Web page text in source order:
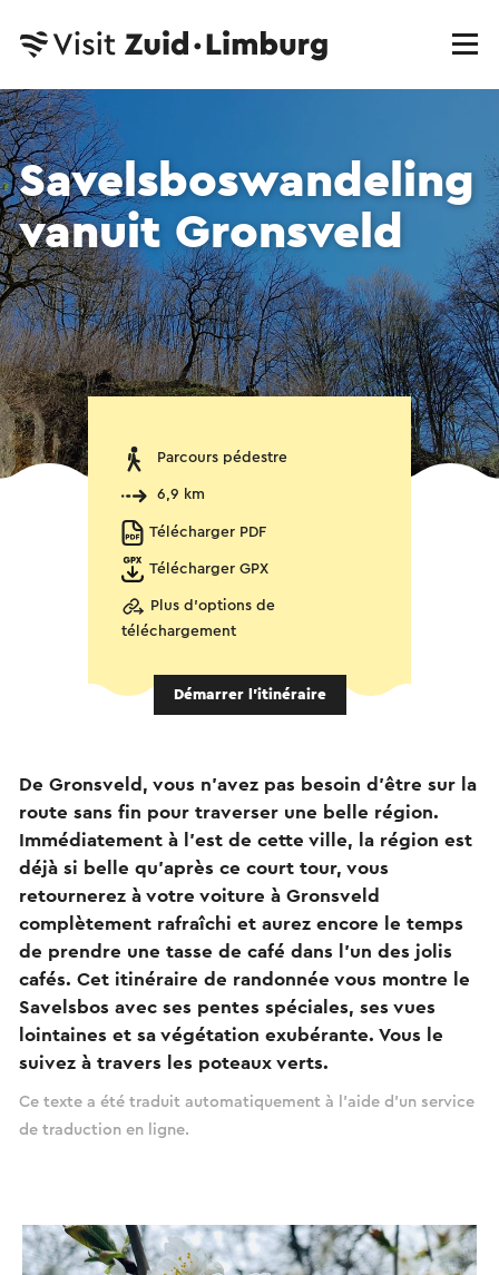
Savelsboswandeling
vanuit Gronsveld
Parcours pédestre
6,9 km
Télécharger PDF
Télécharger GPX
Plus d'options de
téléchargement
Démarrer l’itinéraire
De Gronsveld, vous n'avez pas besoin d'être sur la
route sans fin pour traverser une belle région.
Immédiatement à l'est de cette ville, la région est
déjà si belle qu'après ce court tour, vous
retournerez à votre voiture à Gronsveld
complètement rafraîchi et aurez encore le temps
de prendre une tasse de café dans l'un des jolis
cafés. Cet itinéraire de randonnée vous montre le
Savelsbos avec ses pentes spéciales, ses vues
lointaines et sa végétation exubérante. Vous le
suivez à travers les poteaux verts.
Ce texte a été traduit automatiquement à l'aide d'un service
de traduction en ligne.